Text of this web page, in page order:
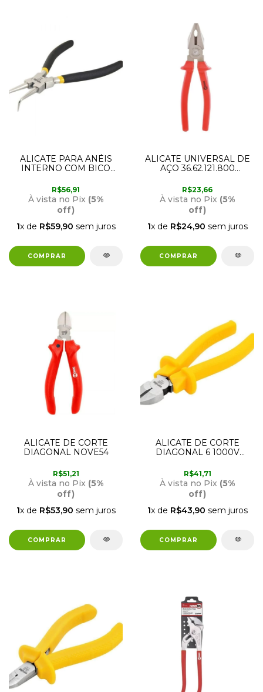
ALICATE PARA ANÉIS
INTERNO COM BICO
36.62.000.165 VONDER
R$56,91
À vista no Pix (5%
off)
1x de R$59,90 sem juros
ALICATE UNIVERSAL DE
AÇO 36.62.121.800
R$23,66
À vista no Pix (5%
off)
1x de R$24,90 sem juros
ALICATE DE CORTE
DIAGONAL NOVE54
R$51,21
À vista no Pix (5%
off)
1x de R$53,90 sem juros
ALICATE DE CORTE
DIAGONAL 6 1000V
R$41,71
À vista no Pix (5%
off)
1x de R$43,90 sem juros